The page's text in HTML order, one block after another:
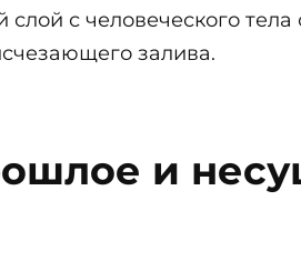
с человеческого
залива.
и